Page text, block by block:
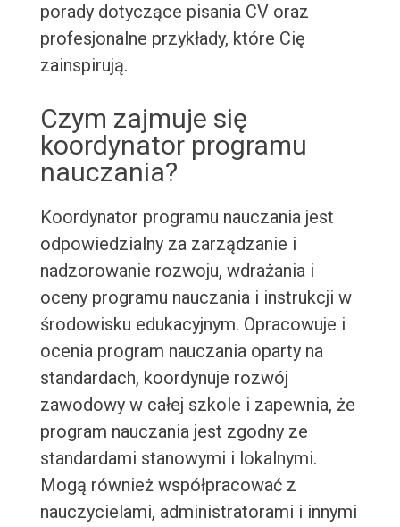
porady dotyczące pisania CV oraz
profesjonalne przykłady, które Cię
zainspirują.
Czym zajmuje się
koordynator programu
nauczania?
Koordynator programu nauczania jest
odpowiedzialny za zarządzanie i
nadzorowanie rozwoju, wdrażania i
oceny programu nauczania i instrukcji w
środowisku edukacyjnym. Opracowuje i
ocenia program nauczania oparty na
standardach, koordynuje rozwój
zawodowy w całej szkole i zapewnia, że
program nauczania jest zgodny ze
standardami stanowymi i lokalnymi.
Mogą również współpracować z
nauczycielami, administratorami i innymi